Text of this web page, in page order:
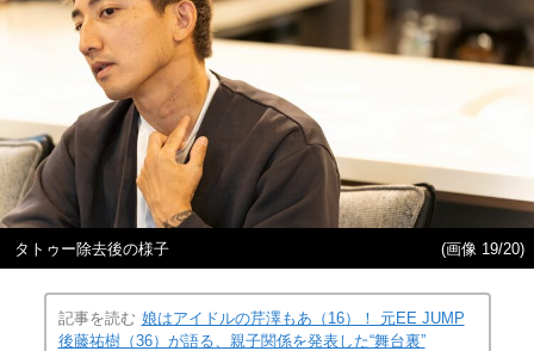
タトゥー除去後の様子 (画像 19/20)
記事を読む 娘はアイドルの芹澤もあ（16）！ 元EE JUMP
後藤祐樹（36）が語る、親子関係を発表した“舞台裏”